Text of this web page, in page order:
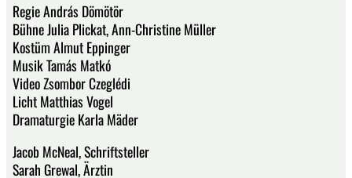
Regie András Dömötör
Bühne Julia Plickat, Ann-Christine Müller
Kostüm Almut Eppinger
Musik Tamás Matkó
Video Zsombor Czeglédi
Licht Matthias Vogel
Dramaturgie Karla Mäder
Jacob McNeal, Schriftsteller
Sarah Grewal, Ärztin